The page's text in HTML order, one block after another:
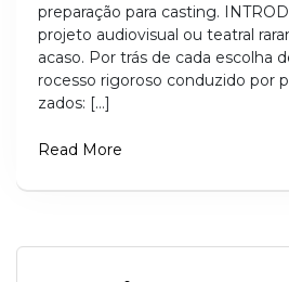
preparação para casting.
projeto audiovisual ou teatral
acaso. Por trás de cada escolha
rocesso rigoroso conduzido por
zados: […]
Read More